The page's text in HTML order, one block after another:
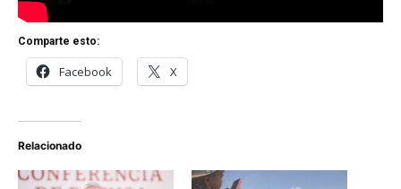
Comparte esto:
Facebook X
Relacionado